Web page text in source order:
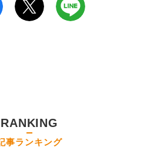
RANKING
事ランキング